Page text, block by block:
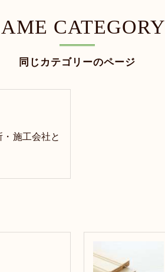
同じカテゴリーのページ
CATEGORY
施工会社と